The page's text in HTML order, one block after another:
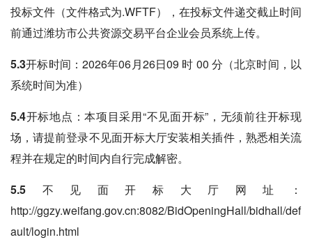
投标文件（文件格式为.WFTF），在投标文件递交截止时间
前通过潍坊市公共资源交易平台企业会员系统上传。
5.3开标时间 ：2026年06月26日09 时 00 分（北京时间，以
系统时间为准）
5.4开标地点 ：本项目采用“不见面开标”，无须前往开标现
场，请提前登录不见面开标大厅安装相关插件，熟悉相关流
程并在规定的时间内自行完成解密。
5.5不见面开标大厅网址
：
http://ggzy.weifang.gov.cn:8082/BidOpeningHall/bidhall/def
ault/login.html